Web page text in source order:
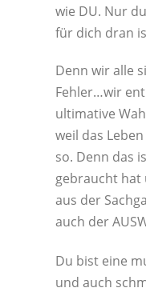
wie DU. Nur
für dich dran
Denn wir alle
Fehler…wir
ultimative
weil das
so. Denn das
gebraucht hat
aus der
auch der
Du bist eine
und auch